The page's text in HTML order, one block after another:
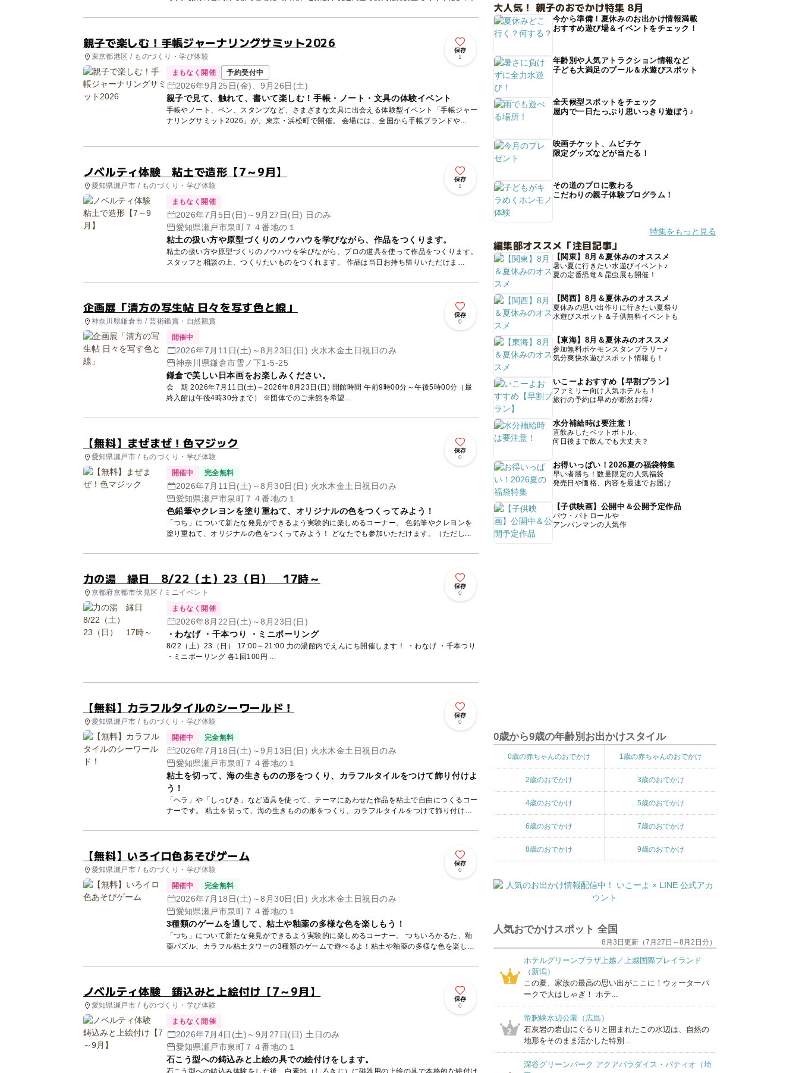
親子で楽しむ！手帳ジャーナリングサミット2026
東京都港区 / ものづくり・学び体験
保存
1
まもなく開催 予約受付中
2026年9月25日(金)、9月26日(土)
親子で見て、触れて、書いて楽しむ！手帳・ノート・文具の体験イベント
手帳やノート、ペン、スタンプなど、さまざまな文具に出会える体験型イベント「手帳ジャー
ナリングサミット2026」が、東京・浜松町で開催。 会場には、全国から手帳ブランドや...
ノベルティ体験 粘土で造形【7～9月】
愛知県瀬戸市 / ものづくり・学び体験
保存
1
まもなく開催
2026年7月5日(日)～9月27日(日) 日のみ
愛知県瀬戸市泉町７４番地の１
粘土の扱い方や原型づくりのノウハウを学びながら、作品をつくります。
粘土の扱い方や原型づくりのノウハウを学びながら、プロの道具を使って作品をつくります。
スタッフと相談の上、つくりたいものをつくれます。 作品は当日お持ち帰りいただけま
企画展「清方の写生帖 日々を写す色と線」
神奈川県鎌倉市 / 芸術鑑賞・自然観賞
保存
0
開催中
2026年7月11日(土)～8月23日(日) 火水木金土日祝日のみ
神奈川県鎌倉市雪ノ下1-5-25
鎌倉で美しい日本画をお楽しみください。
会 期 2026年7月11日(土)～2026年8月23日(日) 開館時間 午前9時00分～午後5時00分（最
終入館は午後4時30分まで） ※団体でのご来館を希望...
【無料】まぜまぜ！色マジック
愛知県瀬戸市 / ものづくり・学び体験
保存
0
開催中 完全無料
2026年7月11日(土)～8月30日(日) 火水木金土日祝日のみ
愛知県瀬戸市泉町７４番地の１
色鉛筆やクレヨンを塗り重ねて、オリジナルの色をつくってみよう！
「つち」について新たな発見ができるよう実験的に楽しめるコーナー。 色鉛筆やクレヨンを
塗り重ねて、オリジナルの色をつくってみよう！ どなたでも参加いただけます。（ただし...
力の湯 縁日 8/22（土）23（日） 17時～
京都府京都市伏見区 / ミニイベント
保存
0
まもなく開催
2026年8月22日(土)～8月23日(日)
・わなげ ・千本つり ・ミニボーリング
8/22（土）23（日） 17:00～21:00 力の湯館内でえんにち開催します！ ・わなげ ・千本つり
・ミニボーリング 各1回100円 ...
【無料】カラフルタイルのシーワールド！
愛知県瀬戸市 / ものづくり・学び体験
保存
0
開催中 完全無料
2026年7月18日(土)～9月13日(日) 火水木金土日祝日のみ
愛知県瀬戸市泉町７４番地の１
粘土を切って、海の生きものの形をつくり、カラフルタイルをつけて飾り付けよ
う！
「ヘラ」や「しっぴき」など道具を使って、テーマにあわせた作品を粘土で自由につくるコー
ナーです。 粘土を切って、海の生きものの形をつくり、カラフルタイルをつけて飾り付け
【無料】いろイロ色あそびゲーム
愛知県瀬戸市 / ものづくり・学び体験
保存
0
開催中 完全無料
2026年7月18日(土)～8月30日(日) 火水木金土日祝日のみ
愛知県瀬戸市泉町７４番地の１
3種類のゲームを通して、粘土や釉薬の多様な色を楽しもう！
「つち」について新たな発見ができるよう実験的に楽しめるコーナー。 つちいろかるた、釉
薬パズル、カラフル粘土タワーの3種類のゲームで遊べるよ！粘土や釉薬の多様な色を楽し
ノベルティ体験 鋳込みと上絵付け【7～9月】
愛知県瀬戸市 / ものづくり・学び体験
保存
0
まもなく開催
2026年7月4日(土)～9月27日(日) 土日のみ
愛知県瀬戸市泉町７４番地の１
石こう型への鋳込みと上絵の具での絵付けをします。
石こう型への鋳込み体験をした後、白素地（しろきじ）に磁器用の上絵の具で本格的な絵付け
大人気！ 親子のおでかけ特集 8月
今から準備！夏休みのお出かけ情報満載
おすすめ遊び場＆イベントをチェック！
年齢別や人気アトラクション情報など
子ども大満足のプール＆水遊びスポット
全天候型スポットをチェック
屋内で一日たっぷり思いっきり遊ぼう♪
映画チケット、ムビチケ
限定グッズなどが当たる！
その道のプロに教わる
こだわりの親子体験プログラム！
特集をもっと見る
編集部オススメ「注目記事」
【関東】8月＆夏休みのオススメ
暑い夏に行きたい水遊びイベント♪
夏の定番恐竜＆昆虫展も開催！
【関西】8月＆夏休みのオススメ
夏休みの思い出作りに行きたい夏祭り
水遊びスポット＆子供無料イベントも
【東海】8月＆夏休みのオススメ
参加無料ポケモンスタンプラリー♪
気分爽快水遊びスポット情報も！
いこーよおすすめ【早割プラン】
ファミリー向け人気ホテルも！
旅行の予約は早めが断然お得♪
水分補給時は要注意！
直飲みしたペットボトル、
何日後まで飲んでも大丈夫？
お得いっぱい！2026夏の福袋特集
早い者勝ち！数量限定の人気福袋
発売日や価格、内容を最速でお届け
【子供映画】公開中＆公開予定作品
パウ・パトロールや
アンパンマンの人気作
0歳から9歳の年齢別お出かけスタイル
0歳の赤ちゃんのおでかけ 1歳の赤ちゃんのおでかけ
2歳のおでかけ 3歳のおでかけ
4歳のおでかけ 5歳のおでかけ
6歳のおでかけ 7歳のおでかけ
8歳のおでかけ 9歳のおでかけ
人気おでかけスポット 全国
8月3日更新（7月27日～8月2日分）
1
ホテルグリーンプラザ上越／上越国際プレイランド
（新潟）
この夏、家族の最高の思い出がここに！ウォーターパ
ークで大はしゃぎ！ ホテ...
2
帝釈峡水辺公園（広島）
石灰岩の岩山にぐるりと囲まれたこの水辺は、自然の
地形をそのまま活かした特別...
深谷グリーンパーク アクアパラダイス・パティオ（埼